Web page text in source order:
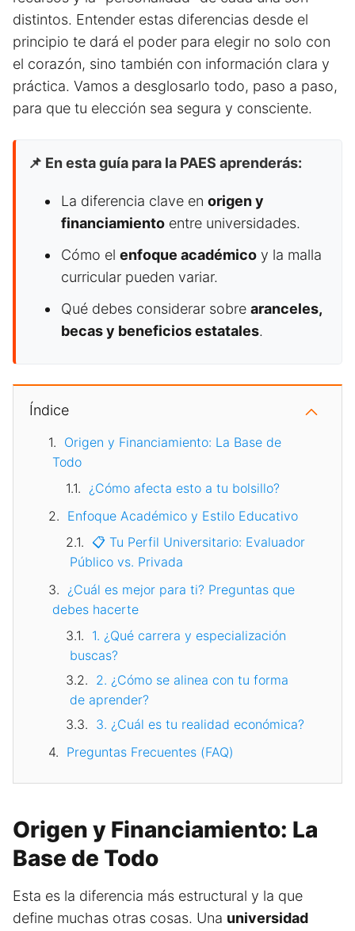
distintos. Entender estas diferencias desde el
principio te dará el poder para elegir no solo con
el corazón, sino también con información clara y
práctica. Vamos a desglosarlo todo, paso a paso,
para que tu elección sea segura y consciente.
📌 En esta guía para la PAES aprenderás:
La diferencia clave en origen y
financiamiento entre universidades.
Cómo el enfoque académico y la malla
curricular pueden variar.
Qué debes considerar sobre aranceles,
becas y beneficios estatales.
Índice
Origen y Financiamiento: La Base de
Todo
¿Cómo afecta esto a tu bolsillo?
Enfoque Académico y Estilo Educativo
📋 Tu Perfil Universitario: Evaluador
Público vs. Privada
¿Cuál es mejor para ti? Preguntas que
debes hacerte
1. ¿Qué carrera y especialización
buscas?
2. ¿Cómo se alinea con tu forma
de aprender?
3. ¿Cuál es tu realidad económica?
Preguntas Frecuentes (FAQ)
Origen y Financiamiento: La
Base de Todo
Esta es la diferencia más estructural y la que
define muchas otras cosas. Una universidad